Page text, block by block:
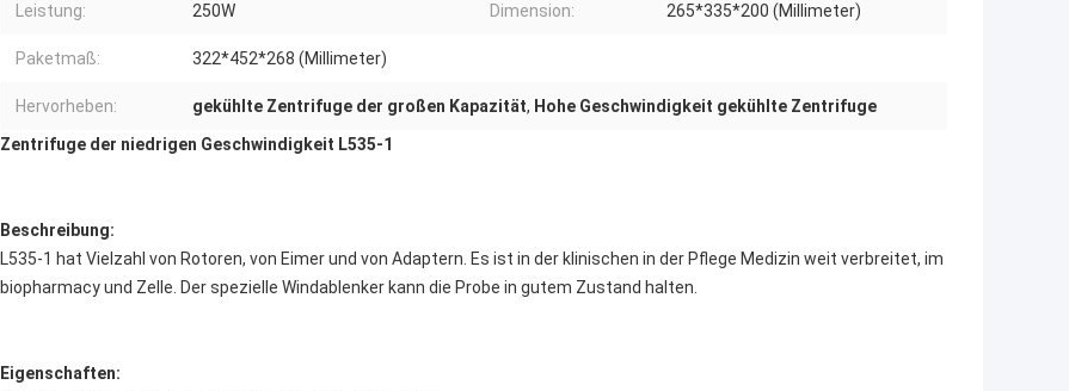
Leistung: 250W Dimension: 265*335*200 (Millimeter)
Paketmaß: 322*452*268 (Millimeter)
Hervorheben: gekühlte Zentrifuge der großen Kapazität, Hohe Geschwindigkeit gekühlte Zentrifuge
Zentrifuge der niedrigen Geschwindigkeit L535-1
Beschreibung:
L535-1 hat Vielzahl von Rotoren, von Eimer und von Adaptern. Es ist in der klinischen in der Pflege Medizin weit verbreitet, im
biopharmacy und Zelle. Der spezielle Windablenker kann die Probe in gutem Zustand halten.
Eigenschaften: